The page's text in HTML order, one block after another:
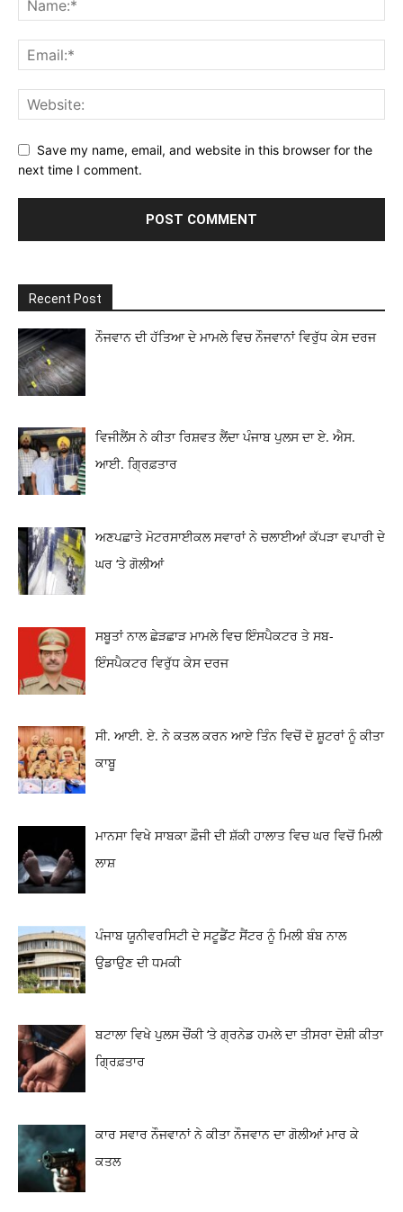
Save my name, email, and website in this browser for the
next time I comment.
Recent Post
ਨੌਜਵਾਨ ਦੀ ਹੱਤਿਆ ਦੇ ਮਾਮਲੇ ਵਿਚ ਨੌਜਵਾਨਾਂ ਵਿਰੁੱਧ ਕੇਸ ਦਰਜ
ਵਿਜੀਲੈਂਸ ਨੇ ਕੀਤਾ ਰਿਸ਼ਵਤ ਲੈਂਦਾ ਪੰਜਾਬ ਪੁਲਸ ਦਾ ਏ. ਐਸ.
ਆਈ. ਗ੍ਰਿਫ਼ਤਾਰ
ਅਣਪਛਾਤੇ ਮੋਟਰਸਾਈਕਲ ਸਵਾਰਾਂ ਨੇ ਚਲਾਈਆਂ ਕੱਪੜਾ ਵਪਾਰੀ ਦੇ
ਘਰ ‘ਤੇ ਗੋਲੀਆਂ
ਸਬੂਤਾਂ ਨਾਲ ਛੇੜਛਾੜ ਮਾਮਲੇ ਵਿਚ ਇੰਸਪੈਕਟਰ ਤੇ ਸਬ-
ਇੰਸਪੈਕਟਰ ਵਿਰੁੱਧ ਕੇਸ ਦਰਜ
ਸੀ. ਆਈ. ਏ. ਨੇ ਕਤਲ ਕਰਨ ਆਏ ਤਿੰਨ ਵਿਚੋਂ ਦੋ ਸ਼ੂਟਰਾਂ ਨੂੰ ਕੀਤਾ
ਕਾਬੂ
ਮਾਨਸਾ ਵਿਖੇ ਸਾਬਕਾ ਫ਼ੌਜੀ ਦੀ ਸ਼ੱਕੀ ਹਾਲਾਤ ਵਿਚ ਘਰ ਵਿਚੋਂ ਮਿਲੀ
ਲਾਸ਼
ਪੰਜਾਬ ਯੂਨੀਵਰਸਿਟੀ ਦੇ ਸਟੂਡੈਂਟ ਸੈਂਟਰ ਨੂੰ ਮਿਲੀ ਬੰਬ ਨਾਲ
ਉਡਾਉਣ ਦੀ ਧਮਕੀ
ਬਟਾਲਾ ਵਿਖੇ ਪੁਲਸ ਚੌਂਕੀ ‘ਤੇ ਗ੍ਰਨੇਡ ਹਮਲੇ ਦਾ ਤੀਸਰਾ ਦੋਸ਼ੀ ਕੀਤਾ
ਗ੍ਰਿਫ਼ਤਾਰ
ਕਾਰ ਸਵਾਰ ਨੌਜਵਾਨਾਂ ਨੇ ਕੀਤਾ ਨੌਜਵਾਨ ਦਾ ਗੋਲੀਆਂ ਮਾਰ ਕੇ
ਕਤਲ